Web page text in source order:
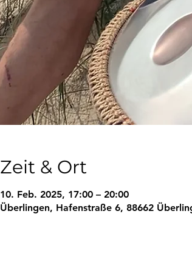
Zeit & Ort
10. Feb. 2025, 17:00 – 20:00
Überlingen, Hafenstraße 6, 88662